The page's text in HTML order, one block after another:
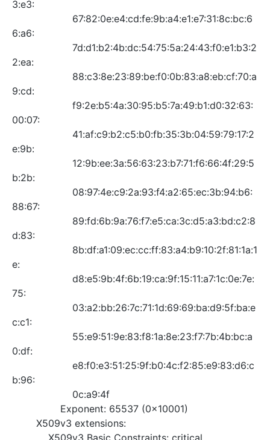
67:82:0e:e4:cd:fe:9b:a4:e1:e7:31:8c:bc:6
6:a6:
7d:d1:b2:4b:dc:54:75:5a:24:43:f0:e1:b3:2
2:ea:
88:c3:8e:23:89:be:f0:0b:83:a8:eb:cf:70:a
9:cd:
f9:2e:b5:4a:30:95:b5:7a:49:b1:d0:32:63:
00:07:
41:af:c9:b2:c5:b0:fb:35:3b:04:59:79:17:2
e:9b:
12:9b:ee:3a:56:63:23:b7:71:f6:66:4f:29:5
b:2b:
08:97:4e:c9:2a:93:f4:a2:65:ec:3b:94:b6:
88:67:
89:fd:6b:9a:76:f7:e5:ca:3c:d5:a3:bd:c2:8
d:83:
8b:df:a1:09:ec:cc:ff:83:a4:b9:10:2f:81:1a:1
e:
d8:e5:9b:4f:6b:19:ca:9f:15:11:a7:1c:0e:7e:
75:
03:a2:bb:26:7c:71:1d:69:69:ba:d9:5f:ba:e
c:c1:
55:e9:51:9e:83:f8:1a:8e:23:f7:7b:4b:bc:a
0:df:
e8:f0:e3:51:25:9f:b0:4c:f2:85:e9:83:d6:c
b:96:
0c:a9:4f
Exponent: 65537 (0x10001)
X509v3 extensions:
X509v3 Basic Constraints: critical